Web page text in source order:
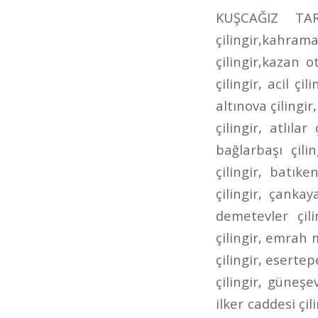
KUŞCAĞIZ TARHANLAR CADDESİ ÇİLİNGİR kahramankazan çilingir,kazan çilingir,kahramankazan anahtarcı,kazan anahtarcı,kahramankazan oto çilingir,kazan oto çilingir,karamankazan oto anahtarcı,kazan oto anahtarcı,7/24 çilingir, acil çilingir, adalı çilingir, aktepe çilingir, akyurt çilingir, altındağ çilingir, altınova çilingir, altınpark çilingir, ankara çilingir, ankara oto çilingir, aşağı eğlence çilingir, atlılar çilingir, ayrancı çilingir, bademlik çilingir, bağcı caddesi çilingir, bağlarbaşı çilingir, bağlıca çilingir, bağlum çilingir, balgat çilingir, basınevleri çilingir, batıkent çilingir, bilkent çilingir, bölük caddesi çilingir, bursa caddesi çilingir, çankaya çilingir, cevizlidere çilingir, çubuk çilingir, çukurambar çilingir, demetevler çilingir, dikmen çilingir, dışkapı çilingir, dutluk çilingir, elvankent çilingir, emrah mahallesi çilingir, ergenekon caddesi çilingir, eryaman çilingir, esat çilingir, esertepe çilingir, etimesgut çilingir, etlik ayvalı çilingir, Etlik Çilingir, gazino çilingir, güneşevler çilingir, hacıbayram çilingir, hacıkadın çilingir, hasköy çilingir, ilker caddesi çilingir, İncirli Çilingir, incirli oto çilingir, iskitler çilingir, ivedik çilingir, kafkaslar çilingir, kanuni çilingir, kardeşler çilingir, kazımkarabekir çilingir, kızılay çilingir, kuyubaşı çilingir, kuzey ankara toki çilingir, lalegül çilingir, nöbetçi çilingir, öntek çilingir, ovacık çilingir, pınarbaşı çilingir, pursaklar çilingir, pursaklar saray çilingir, sanatoryum çilingir, sancaktepe çilingir, şehit süleyman efe çilingir, şentepe çilingir, siteler çilingir, sokullu çilingir, solfasol çilingir, subayevleri çilingir, tandoğan çilingir, tepebaşı çilingir, ufuktepe çilingir, ufuktepe oto anahtarcısı, ufuktepe oto çilingir, ulus çilingir, uyanış çilingir, varlık mahallesi çilingir, yeni ziraat mahallesi çilingir, yenimahalle çilingir, yeşiltepe çilingir, yükseltepe çilingir,